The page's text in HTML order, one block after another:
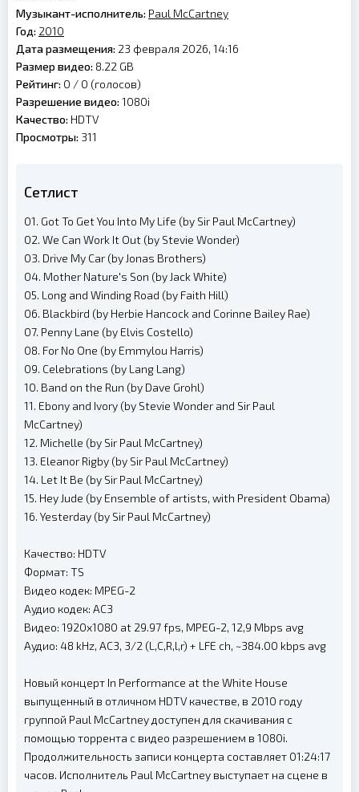
Музыкант-исполнитель: Paul McCartney
Год: 2010
Дата размещения: 23 февраля 2026, 14:16
Размер видео: 8.22 GB
Рейтинг: 0 / 0 (голосов)
Разрешение видео: 1080i
Качество: HDTV
Просмотры: 311
Сетлист
01. Got To Get You Into My Life (by Sir Paul McCartney)
02. We Can Work It Out (by Stevie Wonder)
03. Drive My Car (by Jonas Brothers)
04. Mother Nature's Son (by Jack White)
05. Long and Winding Road (by Faith Hill)
06. Blackbird (by Herbie Hancock and Corinne Bailey Rae)
07. Penny Lane (by Elvis Costello)
08. For No One (by Emmylou Harris)
09. Celebrations (by Lang Lang)
10. Band on the Run (by Dave Grohl)
11. Ebony and Ivory (by Stevie Wonder and Sir Paul
McCartney)
12. Michelle (by Sir Paul McCartney)
13. Eleanor Rigby (by Sir Paul McCartney)
14. Let It Be (by Sir Paul McCartney)
15. Hey Jude (by Ensemble of artists, with President Obama)
16. Yesterday (by Sir Paul McCartney)
Качество: HDTV
Формат: TS
Видео кодек: MPEG-2
Аудио кодек: AC3
Видео: 1920x1080 at 29.97 fps, MPEG-2, 12,9 Mbps avg
Аудио: 48 kHz, AC3, 3/2 (L,C,R,l,r) + LFE ch, ~384.00 kbps avg
Новый концерт In Performance at the White House
выпущенный в отличном HDTV качестве, в 2010 году
группой Paul McCartney доступен для скачивания с
помощью торрента с видео разрешением в 1080i.
Продолжительность записи концерта составляет 01:24:17
часов. Исполнитель Paul McCartney выступает на сцене в